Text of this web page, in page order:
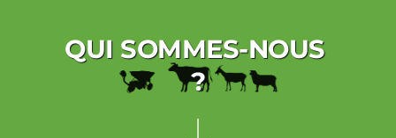
QUI SOMMES-NOUS
?